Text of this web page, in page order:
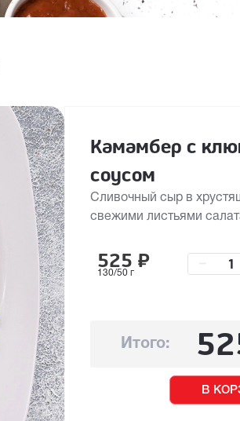
Камамбер с
соусом
Сливочный сыр в
свежими листьями
525 ₽
130/50 г
Итого:
В